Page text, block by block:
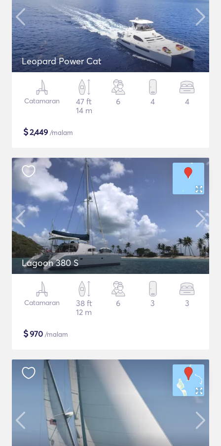
Leopard Power Cat
Catamaran
47 ft
14 m
6 4 4
$2,449 /malam
Lagoon 380 S
Catamaran
38 ft
12 m
6 3 3
$970 /malam